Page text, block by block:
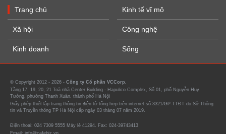
Trang chủ
Xã hội
Kinh doanh
Kinh tế vĩ mô
Công nghệ
Sống
© Copyright 2012 - 2026 - Công ty Cổ phần VCCorp.
Tầng 17, 19, 20, 21 Toà nhà Center Building - Hapulico Complex, Số 01, phố Nguyễn Huy
Tưởng, phường Thanh Xuân, thành phố Hà Nội
Giấy phép thiết lập trang thông tin điện tử tổng hợp trên internet số 3321/GP-TTĐT do Sở Thông
tin và Truyền thông TP Hà Nội cấp ngày 03 tháng 07 năm 2019.
Điện thoại: 024 7309 5555 Máy lẻ 41294. Fax: 024-39743413